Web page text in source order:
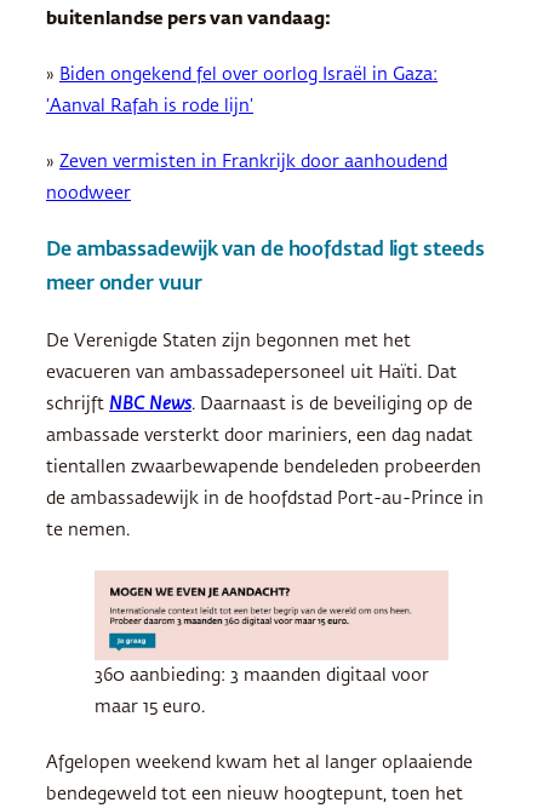
buitenlandse pers van vandaag:
» Biden ongekend fel over oorlog Israël in Gaza:
‘Aanval Rafah is rode lijn’
» Zeven vermisten in Frankrijk door aanhoudend
noodweer
De ambassadewijk van de hoofdstad ligt steeds
meer onder vuur
De Verenigde Staten zijn begonnen met het
evacueren van ambassadepersoneel uit Haïti. Dat
schrijft NBC News. Daarnaast is de beveiliging op de
ambassade versterkt door mariniers, een dag nadat
tientallen zwaarbewapende bendeleden probeerden
de ambassadewijk in de hoofdstad Port-au-Prince in
te nemen.
360 aanbieding: 3 maanden digitaal voor
maar 15 euro.
Afgelopen weekend kwam het al langer oplaaiende
bendegeweld tot een nieuw hoogtepunt, toen het